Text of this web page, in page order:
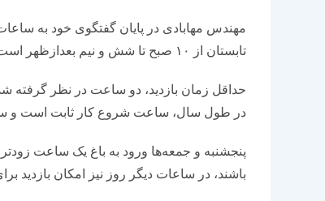
مهندس مهابادی در پایان گفتگوی خود به
تابستان از ۱۰ صبح تا شش و نیم بعدازظهر است.
حداقل زمان بازدید، دو ساعت در نظر گرفته
در طول سال، ساعت شروع کار ثابت است و
پنجشنبه و جمعه‌ها ورود به باغ یک ساعت
باشند، در ساعات دیگر روز نیز امکان بازدید